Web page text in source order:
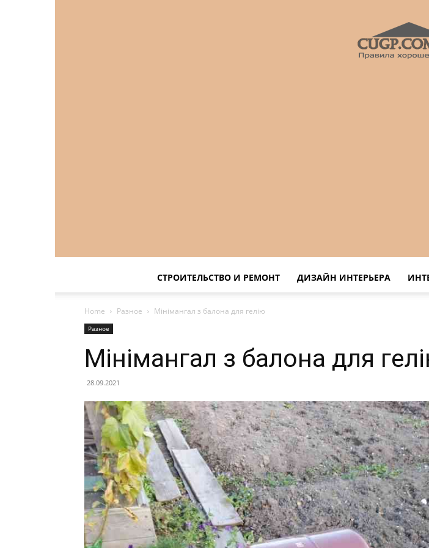
СТРОИТЕЛЬСТВО И РЕМОНТ ДИЗАЙН ИНТЕРЬЕРА
Home Разное Мінімангал з балона для гелію
Разное
Мінімангал з балона для
28.09.2021